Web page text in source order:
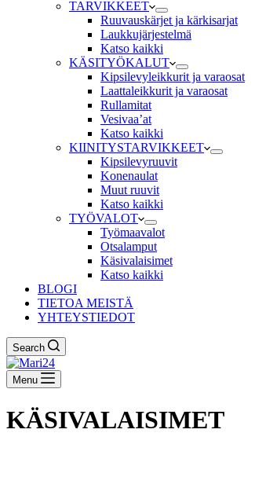
TARVIKKEET
Ruuvauskärjet ja kärkisarjat
Laukkujärjestelmä
Katso kaikki
KÄSITYÖKALUT
Kipsilevyleikkurit ja varaosat
Laattaleikkurit ja varaosat
Rullamitat
Vesivaa’at
Katso kaikki
KIINITYSTARVIKKEET
Kipsilevyruuvit
Konenaulat
Muut ruuvit
Katso kaikki
TYÖVALOT
Työmaavalot
Otsalamput
Käsivalaisimet
Katso kaikki
BLOGI
TIETOA MEISTÄ
YHTEYSTIEDOT
Search
Menu
KÄSIVALAISIMET